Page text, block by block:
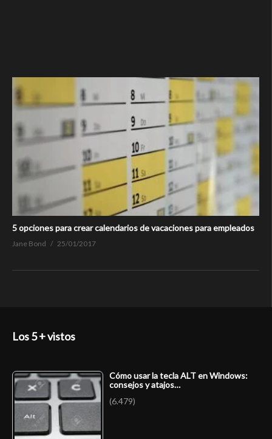
5 opciones para crear calendarios de vacaciones para empleados
Jane Bond 25/01/2017
Los 5 + vistos
Cómo usar la tecla ALT en Windows:
consejos y atajos…
(6.479)